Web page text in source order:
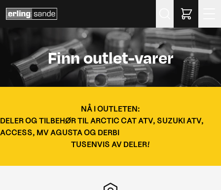
Finn outlet-varer
NÅ I OUTLETEN:
DELER OG TILBEHØR TIL ARCTIC CAT ATV, SUZUKI ATV,
ACCESS, MV AGUSTA OG DERBI
TUSENVIS AV DELER!